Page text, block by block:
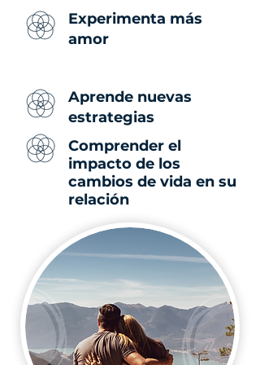
Experimenta más
amor
Aprende nuevas
estrategias
Comprender el
impacto de los
cambios de vida en su
relación